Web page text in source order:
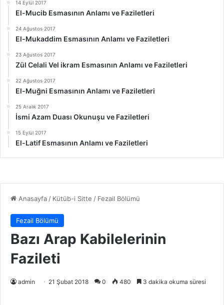
14 Eylül 2017
El-Mucib Esmasının Anlamı ve Faziletleri
24 Ağustos 2017
El-Mukaddim Esmasının Anlamı ve Faziletleri
23 Ağustos 2017
Zül Celali Vel ikram Esmasının Anlamı ve Faziletleri
22 Ağustos 2017
El-Muğni Esmasının Anlamı ve Faziletleri
25 Aralık 2017
İsmi Azam Duası Okunuşu ve Faziletleri
15 Eylül 2017
El-Latif Esmasının Anlamı ve Faziletleri